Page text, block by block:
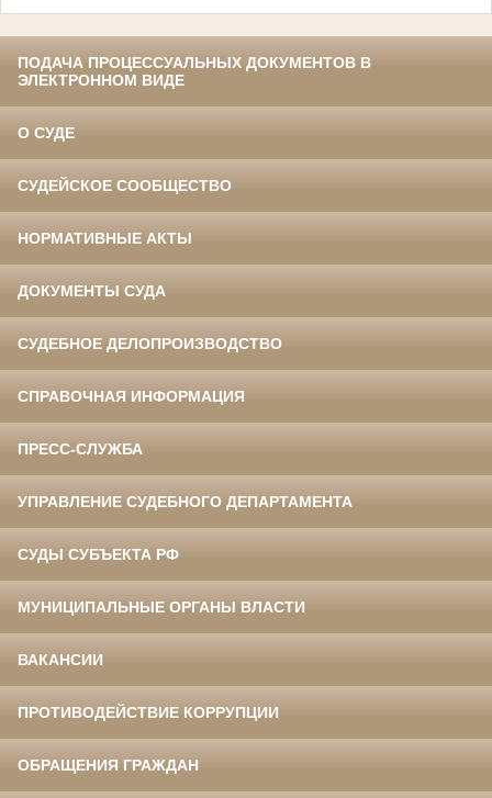
ПОДАЧА ПРОЦЕССУАЛЬНЫХ ДОКУМЕНТОВ В
ЭЛЕКТРОННОМ ВИДЕ
О СУДЕ
СУДЕЙСКОЕ СООБЩЕСТВО
НОРМАТИВНЫЕ АКТЫ
ДОКУМЕНТЫ СУДА
СУДЕБНОЕ ДЕЛОПРОИЗВОДСТВО
СПРАВОЧНАЯ ИНФОРМАЦИЯ
ПРЕСС-СЛУЖБА
УПРАВЛЕНИЕ СУДЕБНОГО ДЕПАРТАМЕНТА
СУДЫ СУБЪЕКТА РФ
МУНИЦИПАЛЬНЫЕ ОРГАНЫ ВЛАСТИ
ВАКАНСИИ
ПРОТИВОДЕЙСТВИЕ КОРРУПЦИИ
ОБРАЩЕНИЯ ГРАЖДАН